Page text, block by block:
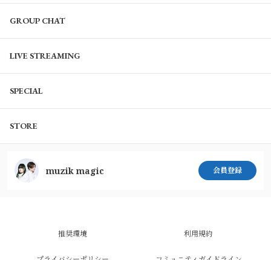
GROUP CHAT
LIVE STREAMING
SPECIAL
STORE
muzik magic 会員登録
推奨環境 利用規約